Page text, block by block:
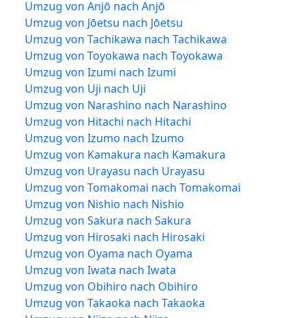
Umzug von Anjō nach Anjō
Umzug von Jōetsu nach Jōetsu
Umzug von Tachikawa nach Tachikawa
Umzug von Toyokawa nach Toyokawa
Umzug von Izumi nach Izumi
Umzug von Uji nach Uji
Umzug von Narashino nach Narashino
Umzug von Hitachi nach Hitachi
Umzug von Izumo nach Izumo
Umzug von Kamakura nach Kamakura
Umzug von Urayasu nach Urayasu
Umzug von Tomakomai nach Tomakomai
Umzug von Nishio nach Nishio
Umzug von Sakura nach Sakura
Umzug von Hirosaki nach Hirosaki
Umzug von Oyama nach Oyama
Umzug von Iwata nach Iwata
Umzug von Obihiro nach Obihiro
Umzug von Takaoka nach Takaoka